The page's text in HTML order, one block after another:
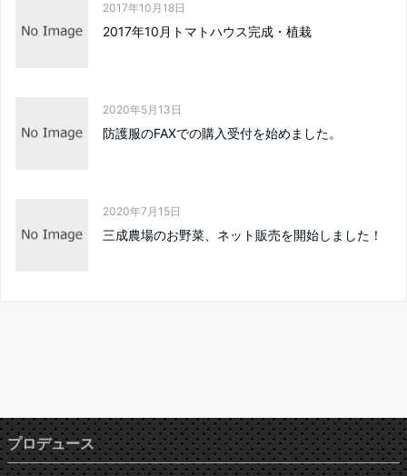
2017年10月18日
2017年10月トマトハウス完成・植栽
2020年5月13日
防護服のFAXでの購入受付を始めました。
2020年7月15日
三成農場のお野菜、ネット販売を開始しました！
プロデュース